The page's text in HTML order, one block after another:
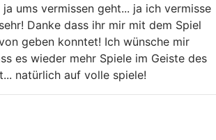
ums vermissen geht... ja ich vermisse
Danke dass ihr mir mit dem Spiel
geben konntet! Ich wünsche mir
es wieder mehr Spiele im Geiste des
natürlich auf volle spiele!